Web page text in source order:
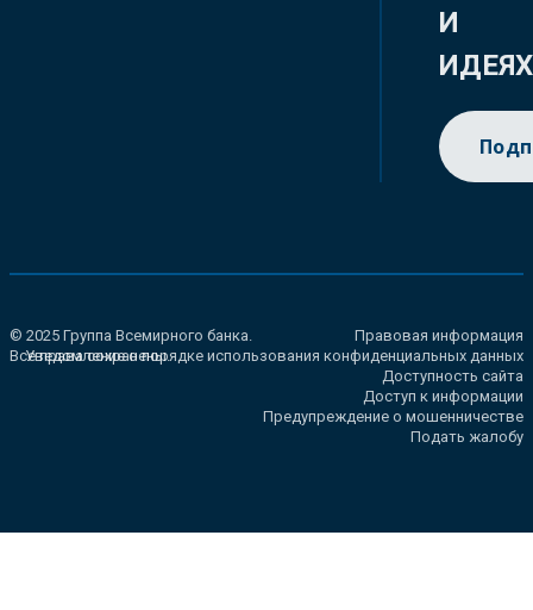
И
ИДЕЯХ
© 2025 Группа Всемирного банка.
Все права сохранены.
Правовая информация
Уведомление о порядке использования конфиденциальных данных
Доступность сайта
Доступ к информации
Предупреждение о мошенничестве
Подать жалобу